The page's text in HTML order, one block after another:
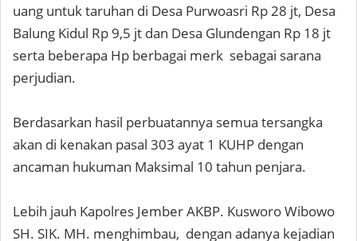
uang untuk taruhan di Desa Purwoasri Rp 28 jt, Desa
Balung Kidul Rp 9,5 jt dan Desa Glundengan Rp 18 jt
serta beberapa Hp berbagai merk sebagai sarana
perjudian.
Berdasarkan hasil perbuatannya semua tersangka
akan di kenakan pasal 303 ayat 1 KUHP dengan
ancaman hukuman Maksimal 10 tahun penjara.
Lebih jauh Kapolres Jember AKBP. Kusworo Wibowo
SH. SIK. MH. menghimbau, dengan adanya kejadian